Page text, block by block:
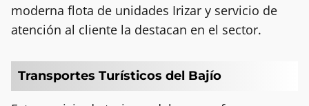
moderna flota de unidades Irizar y servicio de
atención al cliente la destacan en el sector.
Transportes Turísticos del Bajío